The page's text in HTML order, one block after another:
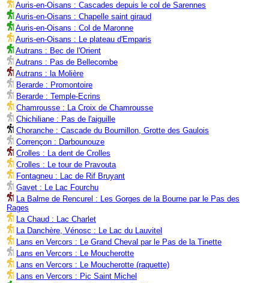
Auris-en-Oisans : Cascades depuis le col de Sarennes
Auris-en-Oisans : Chapelle saint giraud
Auris-en-Oisans : Col de Maronne
Auris-en-Oisans : Le plateau d'Emparis
Autrans : Bec de l'Orient
Autrans : Pas de Bellecombe
Autrans : la Molière
Berarde : Promontoire
Berarde : Temple-Ecrins
Chamrousse : La Croix de Chamrousse
Chichiliane : Pas de l'aiguille
Choranche : Cascade du Bournillon, Grotte des Gaulois
Corrençon : Darbounouze
Crolles : La dent de Crolles
Crolles : Le tour de Pravouta
Fontagneu : Lac de Rif Bruyant
Gavet : Le Lac Fourchu
La Balme de Rencurel : Les Gorges de la Bourne par le Pas des
Rages
La Chaud : Lac Charlet
La Danchère, Vénosc : Le Lac du Lauvitel
Lans en Vercors : Le Grand Cheval par le Pas de la Tinette
Lans en Vercors : Le Moucherotte
Lans en Vercors : Le Moucherotte (raquette)
Lans en Vercors : Pic Saint Michel